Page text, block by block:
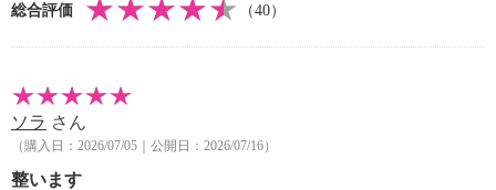
※詳細は商品パッケージ等参照
・マグネットが付く面に取り付ける
用しない
【同梱書類】
・リーフレット
【保証（有無）、保証期間】
総合評価 （40）
ソラ さん
（購入日：2026/07/05｜公開日：2026/07/16）
整います